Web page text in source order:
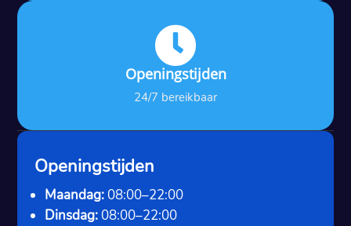

Openingstijden
24/7 bereikbaar
Openingstijden
Maandag: 08:00–22:00
Dinsdag: 08:00–22:00